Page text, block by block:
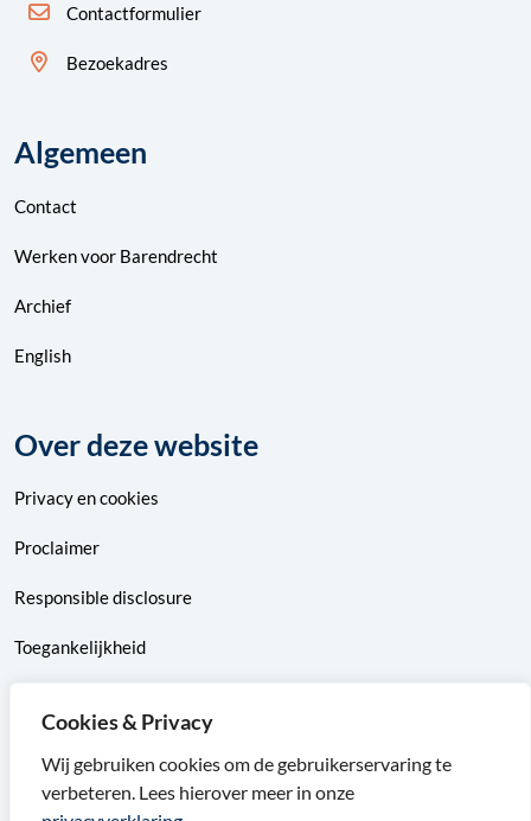
Cookies & Privacy
Wij gebruiken cookies om de gebruikerservaring te
verbeteren. Lees hierover meer in onze
Contactformulier
Bezoekadres
Algemeen
Contact
Werken voor Barendrecht
Archief
English
Over deze website
Privacyencookies
Proclaimer
Responsible disclosure
Toegankelijkheid